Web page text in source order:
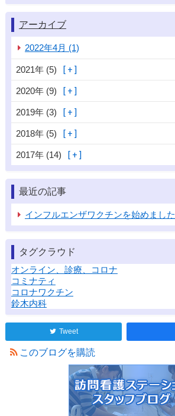
アーカイブ
2022年4月 (1)
2021年 (5)
2020年 (9)
2019年 (3)
2018年 (5)
2017年 (14)
最近の記事
インフルエンザワクチンを始めました
タグクラウド
オンライン、診療、コロナ
コミナティ
コロナワクチン
鈴木内科
Tweet
このブログを購読